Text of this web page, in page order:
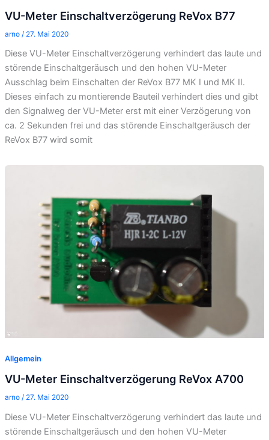
VU-Meter Einschaltverzögerung ReVox B77
arno / 27. Mai 2020
Diese VU-Meter Einschaltverzögerung verhindert das laute und
störende Einschaltgeräusch und den hohen VU-Meter
Ausschlag beim Einschalten der ReVox B77 MK I und MK II.
Dieses einfach zu montierende Bauteil verhindert dies und gibt
den Signalweg der VU-Meter erst mit einer Verzögerung von
ca. 2 Sekunden frei und das störende Einschaltgeräusch der
ReVox B77 wird somit
Allgemein
VU-Meter Einschaltverzögerung ReVox A700
arno / 27. Mai 2020
Diese VU-Meter Einschaltverzögerung verhindert das laute und
störende Einschaltgeräusch und den hohen VU-Meter